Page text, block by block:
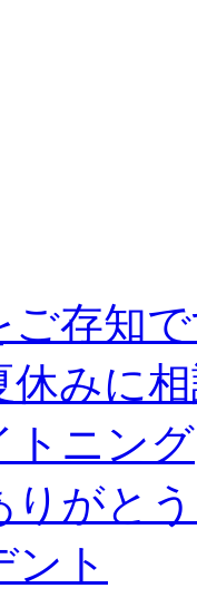
ご存知
休みに
トニング
りがと
ント